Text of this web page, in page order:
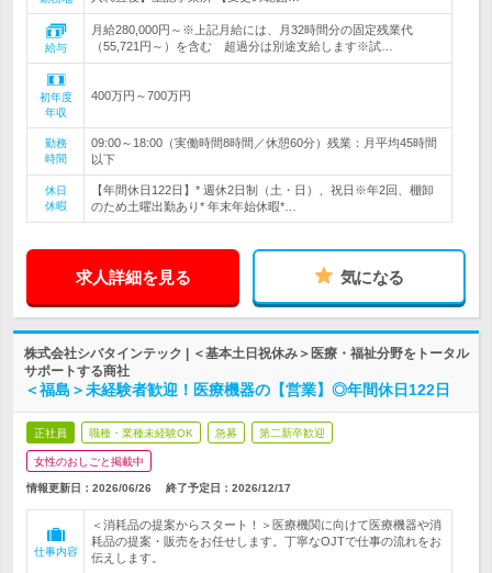
給与
月給280,000円～※上記月給には、月32時間分の固定残業代
（55,721円～）を含む 超過分は別途支給します※試…
初年度
年収
400万円～700万円
勤務
時間
09:00～18:00（実働時間8時間／休憩60分）残業：月平均45時間
以下
休日
休暇
【年間休日122日】* 週休2日制（土・日）、祝日※年2回、棚卸
のため土曜出勤あり* 年末年始休暇*…
求人詳細を見る 気になる
株式会社シバタインテック | ＜基本土日祝休み＞医療・福祉分野をトータル
サポートする商社
＜福島＞未経験者歓迎！医療機器の【営業】◎年間休日122日
正社員 職種・業種未経験OK 急募 第二新卒歓迎
女性のおしごと掲載中
情報更新日：2026/06/26 終了予定日： 2026/12/17
仕事内容
＜消耗品の提案からスタート！＞医療機関に向けて医療機器や消
耗品の提案・販売をお任せします。丁寧なOJTで仕事の流れをお
伝えします。